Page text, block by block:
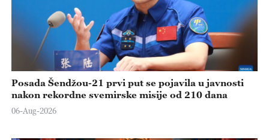
Posada Šendžou-21 prvi put se pojavila u javnosti
nakon rekordne svemirske misije od 210 dana
06-Aug-2026